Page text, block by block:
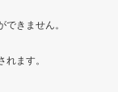
きません。
ます。